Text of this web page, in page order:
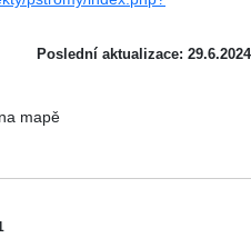
Poslední aktualizace: 29.6.2024
na mapě